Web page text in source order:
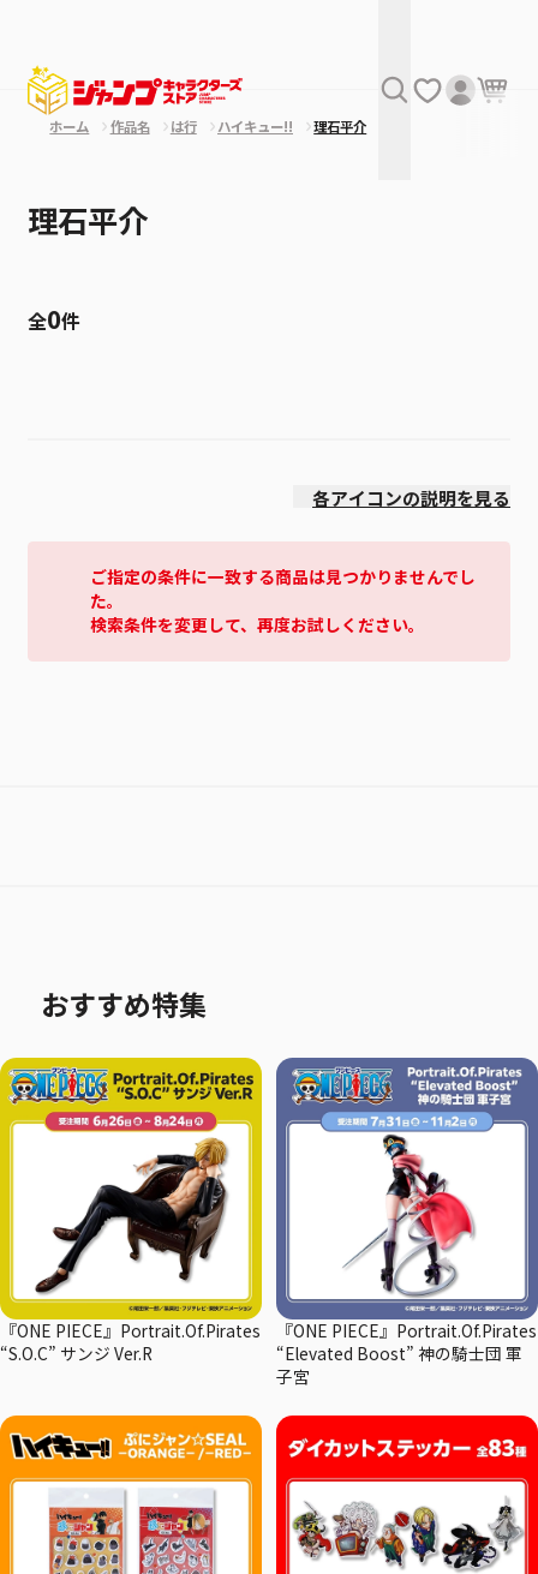
ホーム 作品名 は行 ハイキュー!! 理石平介
理石平介
全0件
各アイコンの説明を見る
ご指定の条件に一致する商品は見つかりませんでし
た。
検索条件を変更して、再度お試しください。
おすすめ特集
『ONE PIECE』Portrait.Of.Pirates
“S.O.C” サンジ Ver.R
『ONE PIECE』Portrait.Of.Pirates
“Elevated Boost” 神の騎士団 軍
子宮